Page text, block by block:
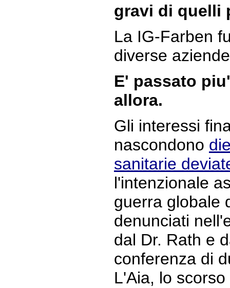
gravi di quelli
La IG-Farben
diverse
E' passato
allora.
Gli interessi
nascondono
sanitarie
l'intenzionale
guerra globale
denunciati
dal Dr. Rath e
conferenza di
L'Aia, lo